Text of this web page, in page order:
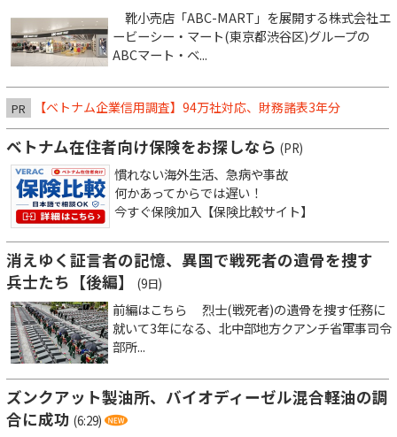
靴小売店「ABC-MART」を展開する株式会社エ
ービーシー・マート(東京都渋谷区)グループの
ABCマート・ベ...
PR 【ベトナム企業信用調査】94万社対応、財務諸表3年分
ベトナム在住者向け保険をお探しなら (PR)
慣れない海外生活、急病や事故
何かあってからでは遅い！
今すぐ保険加入【保険比較サイト】
消えゆく証言者の記憶、異国で戦死者の遺骨を捜す
兵士たち【後編】
(9日)
前編はこちら 烈士(戦死者)の遺骨を捜す任務に
就いて3年になる、北中部地方クアンチ省軍事司令
部所...
ズンクアット製油所、バイオディーゼル混合軽油の調
合に成功 (6:29)